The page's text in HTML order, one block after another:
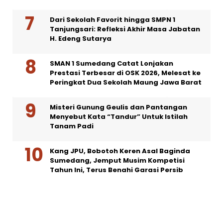
Dari Sekolah Favorit hingga SMPN 1
Tanjungsari: Refleksi Akhir Masa Jabatan
H. Edeng Sutarya
SMAN 1 Sumedang Catat Lonjakan
Prestasi Terbesar di OSK 2026, Melesat ke
Peringkat Dua Sekolah Maung Jawa Barat
Misteri Gunung Geulis dan Pantangan
Menyebut Kata “Tandur” Untuk Istilah
Tanam Padi
Kang JPU, Bobotoh Keren Asal Baginda
Sumedang, Jemput Musim Kompetisi
Tahun Ini, Terus Benahi Garasi Persib